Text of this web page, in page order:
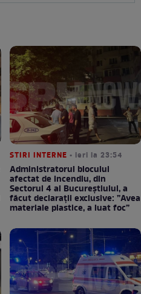
STIRI INTERNE • ieri la 23:54
Administratorul blocului
afectat de incendiu, din
Sectorul 4 al Bucureștiului, a
făcut declarații exclusive: ”Avea
materiale plastice, a luat foc”